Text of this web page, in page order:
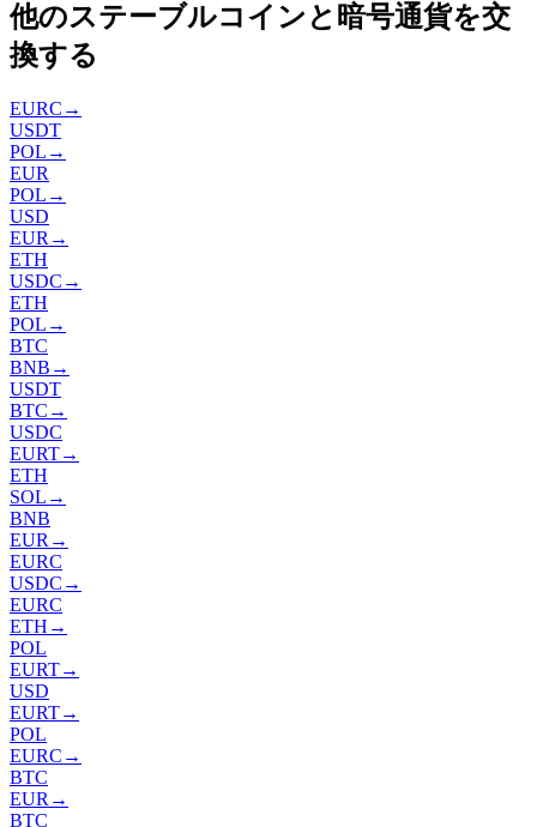
他のステーブルコインと暗号通貨を交
換する
EURC →
USDT
POL →
EUR
POL →
USD
EUR →
ETH
USDC →
ETH
POL →
BTC
BNB →
USDT
BTC →
USDC
EURT→
ETH
SOL →
BNB
EUR →
EURC
USDC →
EURC
ETH →
POL
EURT→
USD
EURT→
POL
EURC →
BTC
EUR →
BTC